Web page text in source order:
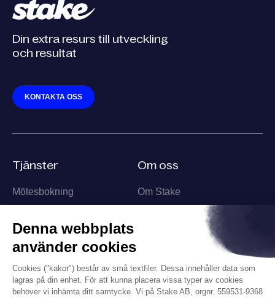
Din extra resurs till utveckling
och resultat
KONTAKTA OSS
Tjänster
Mötesbokning
Affärsutveckling
Om oss
Om Stake
Information Kontakt